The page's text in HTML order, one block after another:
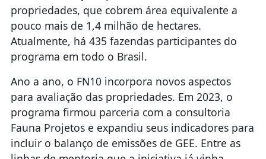
propriedades, que cobrem área equivalente a
pouco mais de 1,4 milhão de hectares.
Atualmente, há 435 fazendas participantes do
programa em todo o Brasil.
Ano a ano, o FN10 incorpora novos aspectos
para avaliação das propriedades. Em 2023, o
programa firmou parceria com a consultoria
Fauna Projetos e expandiu seus indicadores para
incluir o balanço de emissões de GEE. Entre as